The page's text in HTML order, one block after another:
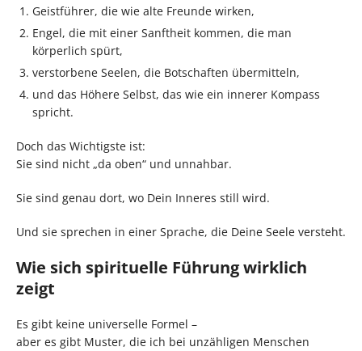
Geistführer, die wie alte Freunde wirken,
Engel, die mit einer Sanftheit kommen, die man
körperlich spürt,
verstorbene Seelen, die Botschaften übermitteln,
und das Höhere Selbst, das wie ein innerer Kompass
spricht.
Doch das Wichtigste ist:
Sie sind nicht „da oben“ und unnahbar.
Sie sind genau dort, wo Dein Inneres still wird.
Und sie sprechen in einer Sprache, die Deine Seele versteht.
Wie sich spirituelle Führung wirklich
zeigt
Es gibt keine universelle Formel –
aber es gibt Muster, die ich bei unzähligen Menschen